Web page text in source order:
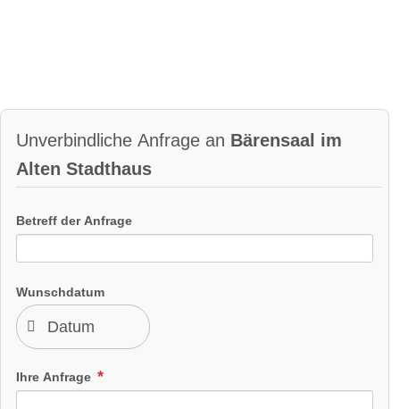
Unverbindliche Anfrage an Bärensaal im
Alten Stadthaus
Betreff der Anfrage
Wunschdatum
Ihre Anfrage